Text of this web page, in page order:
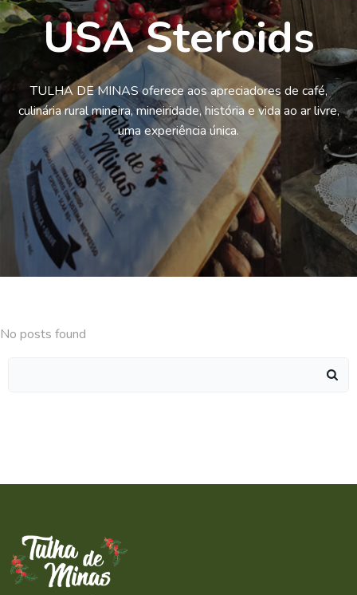
USA Steroids
TULHA DE MINAS oferece aos apreciadores de café,
culinária rural mineira, mineiridade, história e vida ao ar livre,
uma experiência única.
No posts found